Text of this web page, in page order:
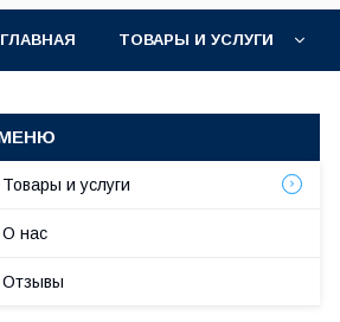
ГЛАВНАЯ ТОВАРЫ И УСЛУГИ
Товары и услуги
О нас
Отзывы